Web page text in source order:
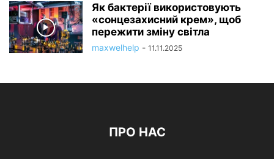
Як бактерії використовують
«сонцезахисний крем», щоб
пережити зміну світла
maxwelhelp - 11.11.2025
ПРО НАС